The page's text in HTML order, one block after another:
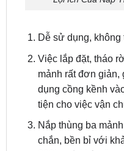
Dễ sử dụng,
mảnh rất đơn giản,
dụng cồng kềnh
tiện cho việc vận
Nắp thùng ba
chắn, bền bỉ với
300kg và khả
Có khả năng chứa